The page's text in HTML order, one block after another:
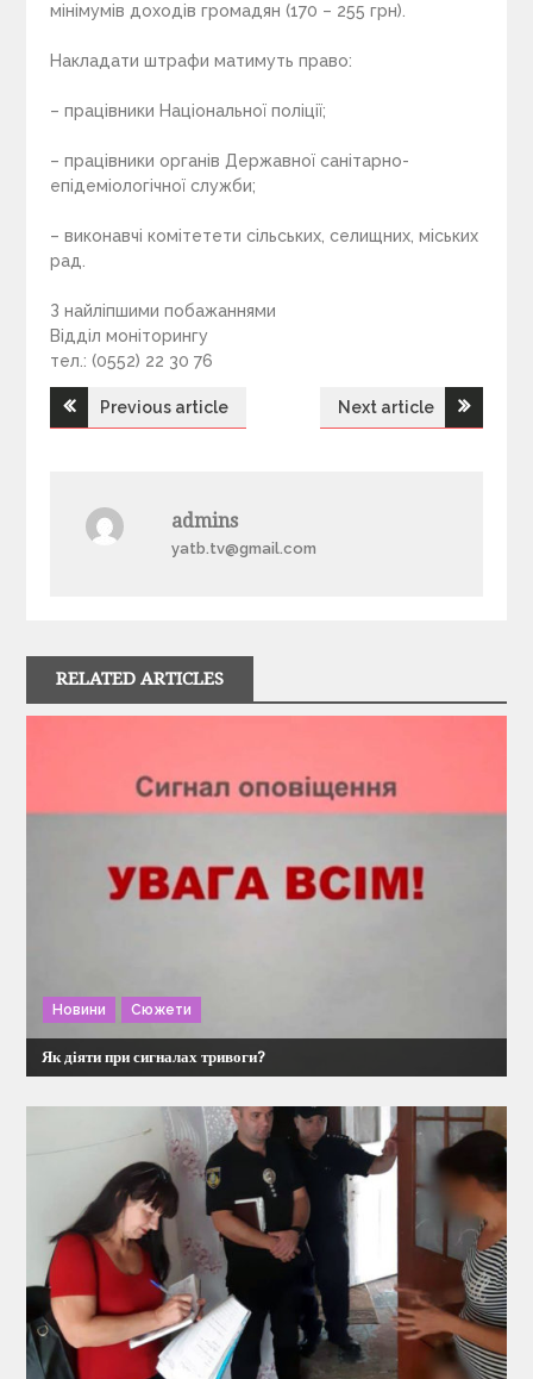
мінімумів доходів громадян (170 – 255 грн).
Накладати штрафи матимуть право:
– працівники Національної поліції;
– працівники органів Державної санітарно-
епідеміологічної служби;
– виконавчі комітетети сільських, селищних, міських
рад.
З найліпшими побажаннями
Відділ моніторингу
тел.: (0552) 22 30 76
Н
г
а
а
п
и
і
в
Previous article Next article
admins
yatb.tv@gmail.com
RELATED ARTICLES
Новини Сюжети
Як діяти при сигналах тривоги?